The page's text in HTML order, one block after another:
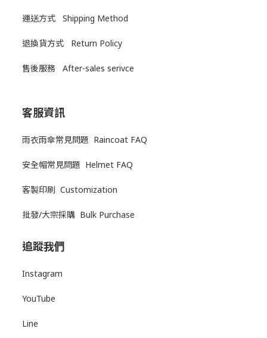
運送方式 Shipping Method
退換貨方式 Return Policy
售後服務 After-sales serivce
客服資訊
雨衣雨傘常見問題 Raincoat FAQ
安全帽常見問題 Helmet FAQ
客製印刷 Customization
批發/大宗採購 Bulk Purchase
追蹤我們
Instagram
YouTube
Line